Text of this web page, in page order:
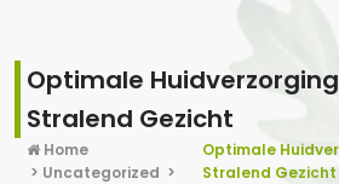
Optimale
Stralend Gezicht
Home
> Uncategorized >
Optimale
Stralend Gezicht